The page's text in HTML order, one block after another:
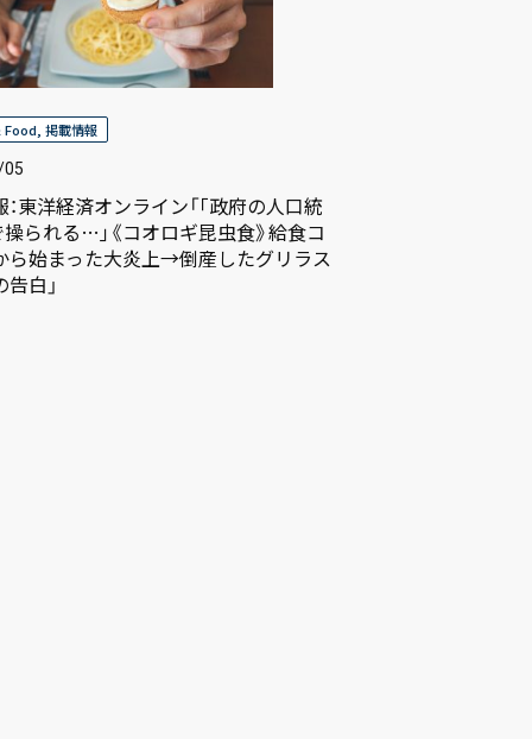
掲載情報
東洋経済オンライン「｢政府の人口統
られる…｣《コオロギ昆虫食》給食コ
ら始まった大炎上→倒産したグリラス
白」